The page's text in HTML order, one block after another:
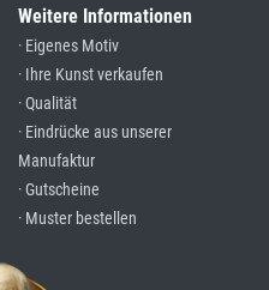
Weitere Informationen
· Eigenes Motiv
· Ihre Kunst verkaufen
· Qualität
· Eindrücke aus unserer
Manufaktur
· Gutscheine
· Muster bestellen